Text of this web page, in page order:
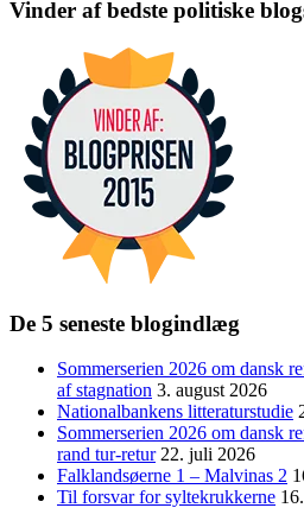
Vinder af bedste politiske
De 5 seneste blogindlæg
Sommerserien 2026 om dansk
af stagnation 3. august 2026
Nationalbankens litteraturstudie
Sommerserien 2026 om dansk
rand tur-retur 22. juli 2026
Falklandsøerne 1 – Malvinas 2
Til forsvar for syltekrukkerne